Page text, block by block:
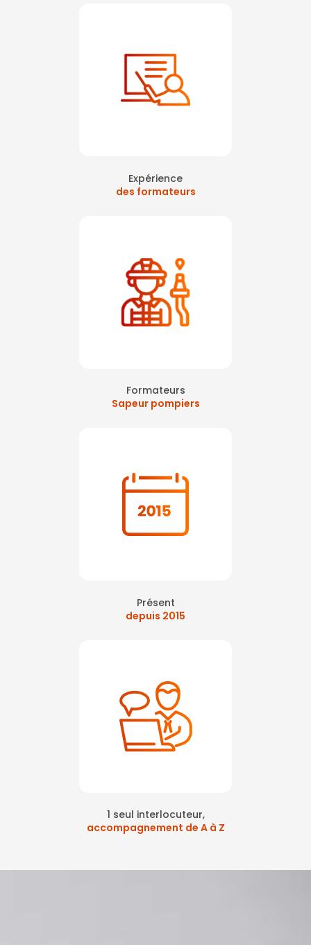
Expérience
des formateurs
Formateurs
Sapeur pompiers
Présent
depuis 2015
1 seul interlocuteur,
accompagnement de A à Z